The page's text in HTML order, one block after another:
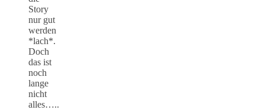
Story
nur gut
werden
*lach*.
Doch
das ist
noch
lange
nicht
alles…..